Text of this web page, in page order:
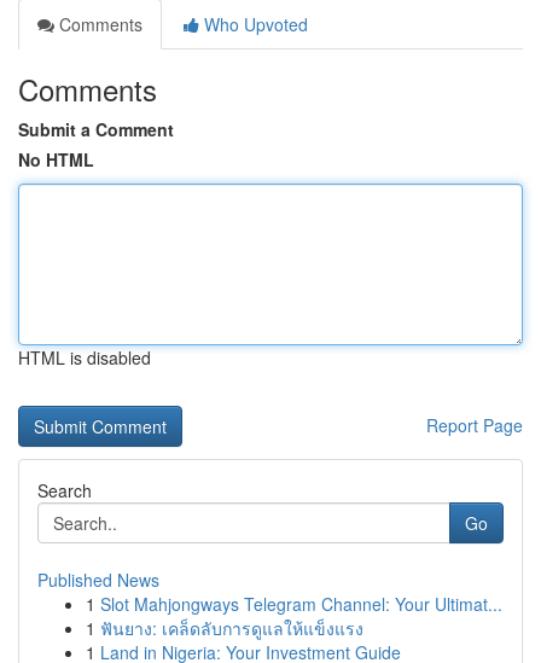
Comments
Who Upvoted
Comments
Submit a Comment
No HTML
HTML is disabled
Report Page
Search
Go
Published News
1 Slot Mahjongways Telegram Channel: Your Ultimat...
1 ฟันยาง: เคล็ดลับการดูแลให้แข็งแรง
1 Land in Nigeria: Your Investment Guide